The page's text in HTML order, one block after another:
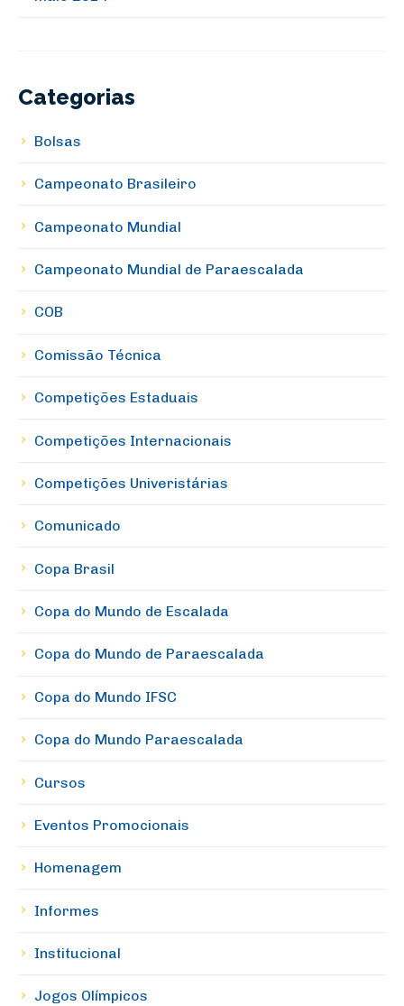
Categorias
Bolsas
Campeonato Brasileiro
Campeonato Mundial
Campeonato Mundial de Paraescalada
COB
Comissão Técnica
Competições Estaduais
Competições Internacionais
Competições Univeristárias
Comunicado
Copa Brasil
Copa do Mundo de Escalada
Copa do Mundo de Paraescalada
Copa do Mundo IFSC
Copa do Mundo Paraescalada
Cursos
Eventos Promocionais
Homenagem
Informes
Institucional
Jogos Olímpicos